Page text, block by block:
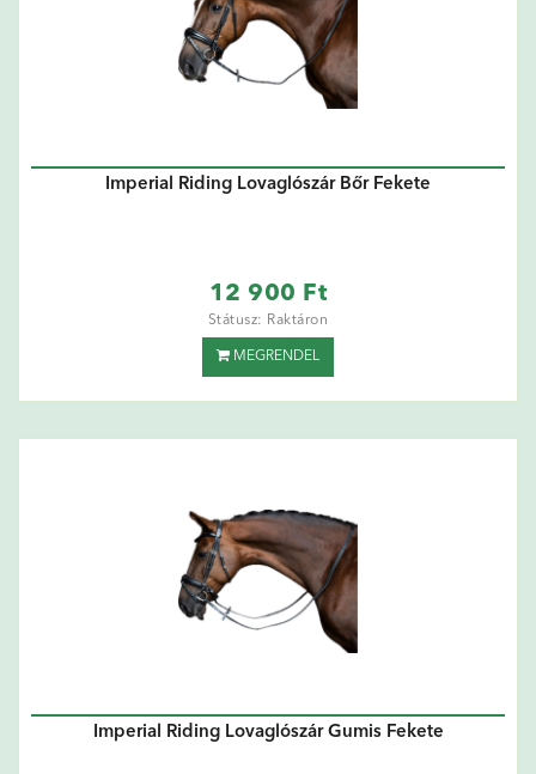
Imperial Riding Lovaglószár Bőr Fekete
12 900 Ft
Státusz: Raktáron
MEGRENDEL
Imperial Riding Lovaglószár Gumis Fekete